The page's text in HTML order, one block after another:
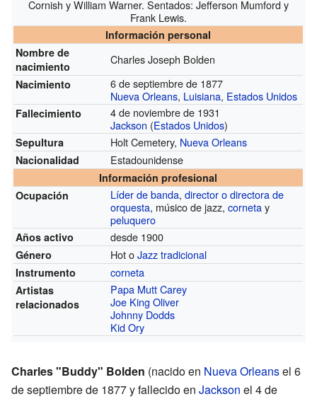
Cornish y William Warner. Sentados: Jefferson Mumford y
Frank Lewis.
Información personal
Nombre de
nacimiento
Charles Joseph Bolden
Nacimiento
6 de septiembre de 1877
Nueva Orleans, Luisiana, Estados Unidos
Fallecimiento
4 de noviembre de 1931
Jackson (Estados Unidos)
Sepultura Holt Cemetery, Nueva Orleans
Nacionalidad Estadounidense
Información profesional
Ocupación
Líder de banda,director o directora de
orquesta, músico de jazz,cornetay
peluquero
Años activo desde 1900
Género Hot oJazz tradicional
Instrumento corneta
Artistas
relacionados
Papa Mutt Carey
Joe King Oliver
Johnny Dodds
Kid Ory
Charles "Buddy" Bolden (nacido en Nueva Orleansel 6
de septiembre de 1877 y fallecido en Jackson el 4 de